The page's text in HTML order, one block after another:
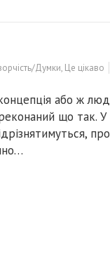
Думки, Це цікаво
або ж
що так. У